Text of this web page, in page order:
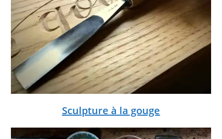
Sculpture à la gouge